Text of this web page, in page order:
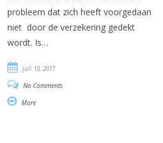
probleem dat zich heeft voorgedaan
niet door de verzekering gedekt
wordt. Is…
juli 10, 2017
No Comments
More